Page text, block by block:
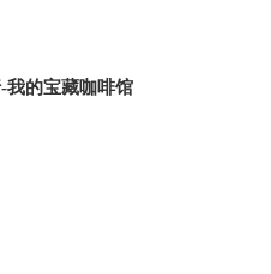
我的宝藏咖啡馆